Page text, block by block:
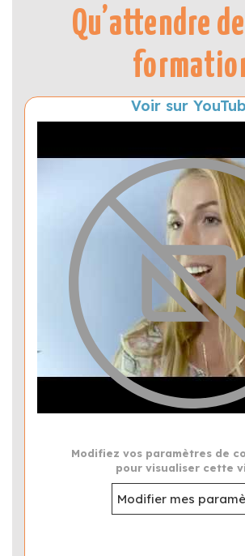
Qu’attendre
Voir sur
Modifiez vos paramètres de
pour visualiser cette
Modifier mes